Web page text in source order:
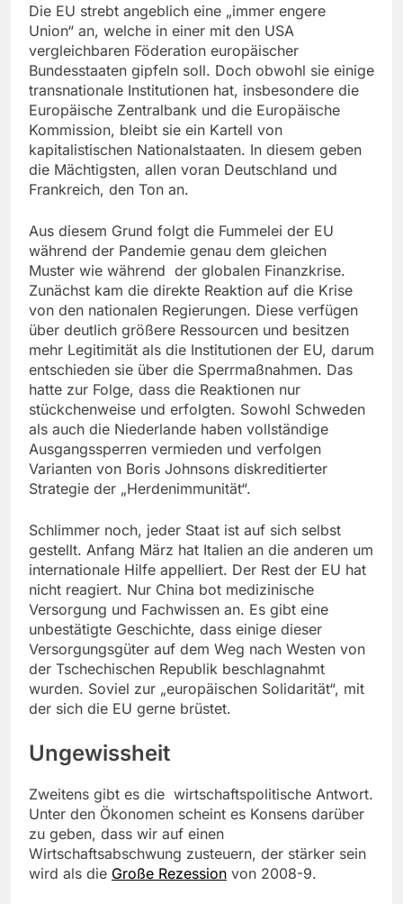
Die EU strebt angeblich eine „immer engere
Union“ an, welche in einer mit den USA
vergleichbaren Föderation europäischer
Bundesstaaten gipfeln soll. Doch obwohl sie einige
transnationale Institutionen hat, insbesondere die
Europäische Zentralbank und die Europäische
Kommission, bleibt sie ein Kartell von
kapitalistischen Nationalstaaten. In diesem geben
die Mächtigsten, allen voran Deutschland und
Frankreich, den Ton an.
Aus diesem Grund folgt die Fummelei der EU
während der Pandemie genau dem gleichen
Muster wie während der globalen Finanzkrise.
Zunächst kam die direkte Reaktion auf die Krise
von den nationalen Regierungen. Diese verfügen
über deutlich größere Ressourcen und besitzen
mehr Legitimität als die Institutionen der EU, darum
entschieden sie über die Sperrmaßnahmen. Das
hatte zur Folge, dass die Reaktionen nur
stückchenweise und erfolgten. Sowohl Schweden
als auch die Niederlande haben vollständige
Ausgangssperren vermieden und verfolgen
Varianten von Boris Johnsons diskreditierter
Strategie der „Herdenimmunität“.
Schlimmer noch, jeder Staat ist auf sich selbst
gestellt. Anfang März hat Italien an die anderen um
internationale Hilfe appelliert. Der Rest der EU hat
nicht reagiert. Nur China bot medizinische
Versorgung und Fachwissen an. Es gibt eine
unbestätigte Geschichte, dass einige dieser
Versorgungsgüter auf dem Weg nach Westen von
der Tschechischen Republik beschlagnahmt
wurden. Soviel zur „europäischen Solidarität“, mit
der sich die EU gerne brüstet.
Ungewissheit
Zweitens gibt es die wirtschaftspolitische Antwort.
Unter den Ökonomen scheint es Konsens darüber
zu geben, dass wir auf einen
Wirtschaftsabschwung zusteuern, der stärker sein
wird als die Große Rezession von 2008-9.